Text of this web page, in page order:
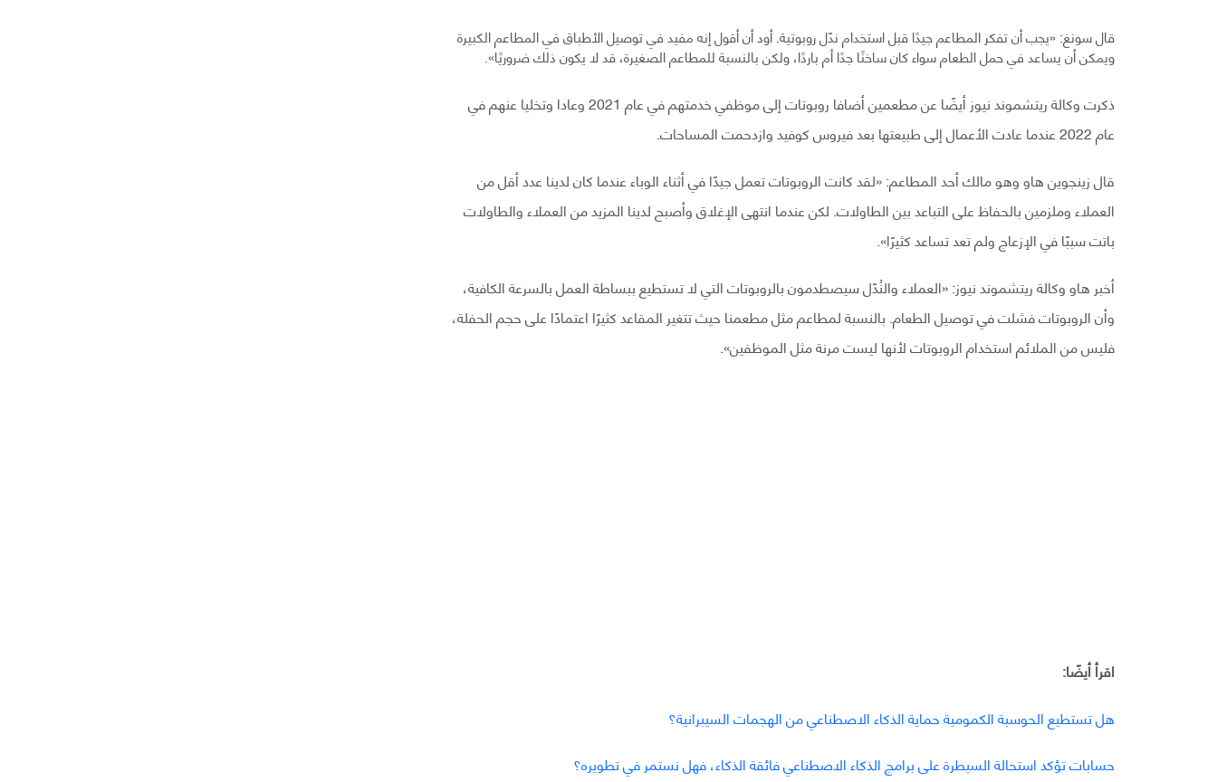
قال سونغ: «يجب أن تفكر المطاعم جيدًا قبل استخدام ندّل روبوتية. أود أن أقول إنه مفيد في توصيل الأطباق في المطاعم الكبيرة
ويمكن أن يساعد في حمل الطعام سواء كان ساخنًا جدًا أم باردًا، ولكن بالنسبة للمطاعم الصغيرة، قد لا يكون ذلك ضروريًا».
ذكرت وكالة ريتشموند نيوز أيضًا عن مطعمين أضافا روبوتات إلى موظفي خدمتهم في عام 2021 وعادا وتخليا عنهم في
عام 2022 عندما عادت الأعمال إلى طبيعتها بعد فيروس كوفيد وازدحمت المساحات.
قال زينجوين هاو وهو مالك أحد المطاعم: «لقد كانت الروبوتات تعمل جيدًا في أثناء الوباء عندما كان لدينا عدد أقل من
العملاء وملزمين بالحفاظ على التباعد بين الطاولات. لكن عندما انتهى الإغلاق وأصبح لدينا المزيد من العملاء والطاولات
باتت سببًا في الإزعاج ولم تعد تساعد كثيرًا».
أخبر هاو وكالة ريتشموند نيوز: «العملاء والنُدّل سيصطدمون بالروبوتات التي لا تستطيع ببساطة العمل بالسرعة الكافية،
وأن الروبوتات فشلت في توصيل الطعام. بالنسبة لمطاعم مثل مطعمنا حيث تتغير المقاعد كثيرًا اعتمادًا على حجم الحفلة،
فليس من الملائم استخدام الروبوتات لأنها ليست مرنة مثل الموظفين».
اقرأ أيضًا:
هل تستطيع الحوسبة الكمومية حماية الذكاء الاصطناعي من الهجمات السيبرانية؟
حسابات تؤكد استحالة السيطرة على برامج الذكاء الاصطناعي فائقة الذكاء، فهل نستمر في تطويره؟